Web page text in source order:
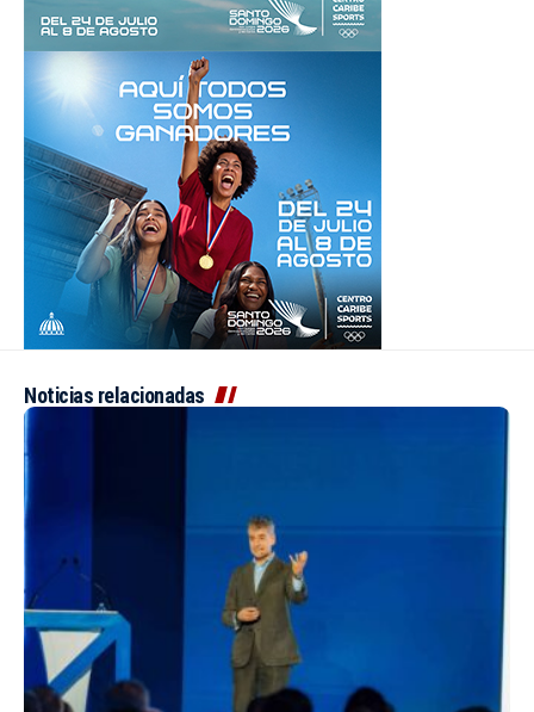
Noticias relacionadas